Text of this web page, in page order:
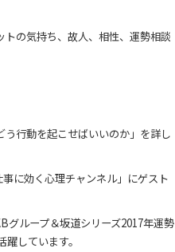
の気持ち、故人、相性、運勢相談
行動を起こせばいいのか」を詳し
に効く心理チャンネル」にゲスト
グループ＆坂道シリーズ2017年運勢
しています。